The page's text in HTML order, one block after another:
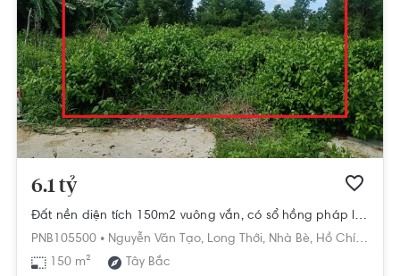
6.1 tỷ
Đất nền diện tích 150m2 vuông vắn, có sổ hồng pháp lý rõ ràng.
PNB105500 • Nguyễn Văn Tạo, Long Thới, Nhà Bè, Hồ Chí Minh
150 m²
Tây Bắc